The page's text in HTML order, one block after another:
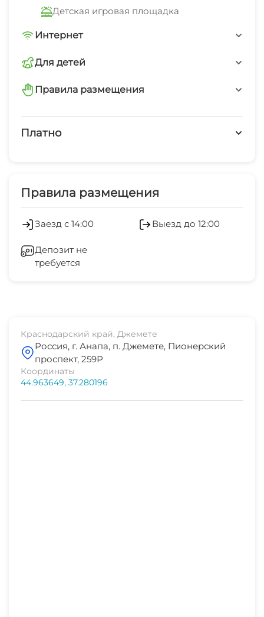
Детская игровая площадка
Интернет
Wi-Fi интернет на всей территории
Для детей
детская площадка
Правила размещения
запрещено курить в номерах
Платно
Холодильник
Гладильные принадлежности
Магазины
Правила размещения
Заезд с 14:00 Выезд до 12:00
Депозит не
требуется
Краснодарский край, Джемете
Россия, г. Анапа, п. Джемете, Пионерский
проспект, 259Р
Координаты
44.963649, 37.280196